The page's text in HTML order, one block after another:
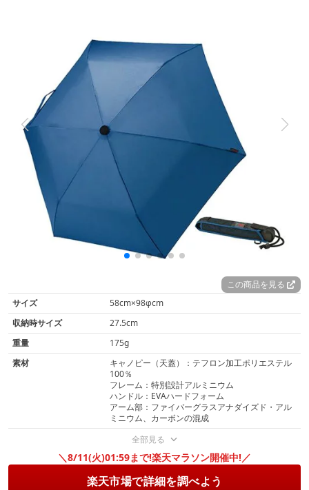
この商品を見る
サイズ
58cm×98φcm
収納時サイズ
27.5cm
重量
175g
素材
キャノピー（天蓋）：テフロン加工ポリエステル
100％
フレーム：特別設計アルミニウム
ハンドル：EVAハードフォーム
アーム部：ファイバーグラスアナダイズド・アル
ミニウム、カーボンの混成
全部見る
＼8/11(火)01:59まで!楽天マラソン開催中!／
楽天市場で詳細を調べよう